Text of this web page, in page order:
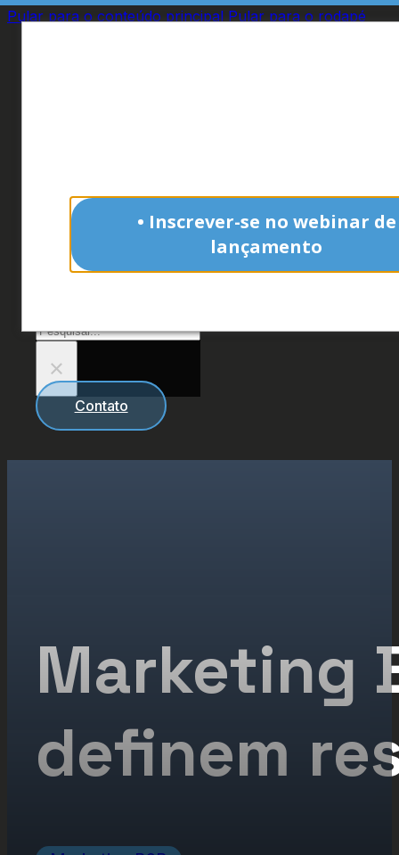
• Inscrever-se no webinar de
lançamento
Pular para o conteúdo principal Pular para o rodapé
Site
Pesquisar
×
Contato
Marketing
definem